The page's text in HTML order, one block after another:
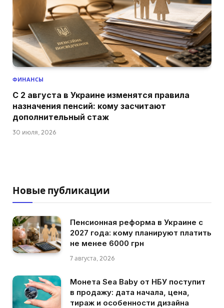
ФИНАНСЫ
С 2 августа в Украине изменятся правила
назначения пенсий: кому засчитают
дополнительный стаж
30 июля, 2026
Новые публикации
Пенсионная реформа в Украине с
2027 года: кому планируют платить
не менее 6000 грн
7 августа, 2026
Монета Sea Baby от НБУ поступит
в продажу: дата начала, цена,
тираж и особенности дизайна